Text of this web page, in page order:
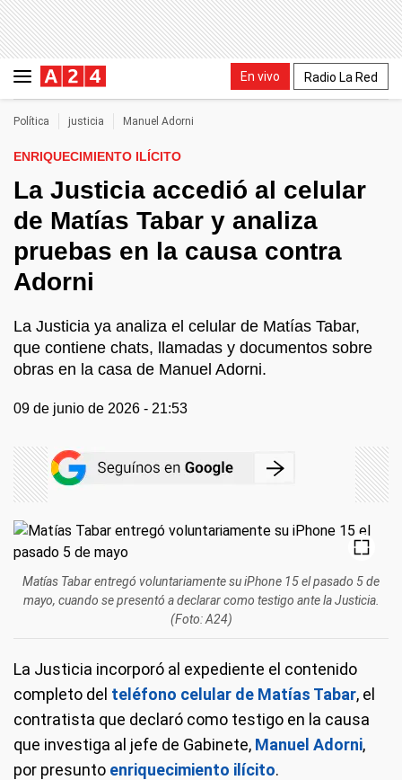
En vivo Radio La Red
Política justicia Manuel Adorni
ENRIQUECIMIENTO ILÍCITO
La Justicia accedió al celular
de Matías Tabar y analiza
pruebas en la causa contra
Adorni
La Justicia ya analiza el celular de Matías Tabar,
que contiene chats, llamadas y documentos sobre
obras en la casa de Manuel Adorni.
09 de junio de 2026 - 21:53
Matías Tabar entregó voluntariamente su iPhone 15 el pasado 5 de
mayo, cuando se presentó a declarar como testigo ante la Justicia.
(Foto: A24)
La Justicia incorporó al expediente el contenido
completo del teléfono celular de Matías Tabar, el
contratista que declaró como testigo en la causa
que investiga al jefe de Gabinete, Manuel Adorni,
por presunto enriquecimiento ilícito.